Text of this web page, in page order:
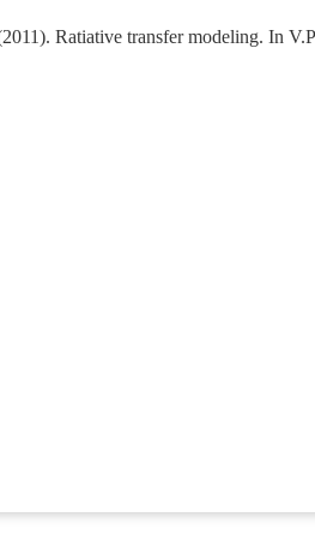
Ratiative transfer modeling. In